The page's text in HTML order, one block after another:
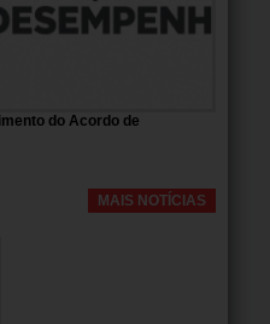
do Acordo de
MAIS NOTÍCIAS